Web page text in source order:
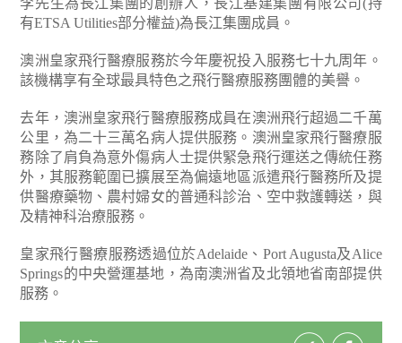
李先生為長江集團的創辦人，長江基建集團有限公司(持
有ETSA Utilities部分權益)為長江集團成員。
澳洲皇家飛行醫療服務於今年慶祝投入服務七十九周年。
該機構享有全球最具特色之飛行醫療服務團體的美譽。
去年，澳洲皇家飛行醫療服務成員在澳洲飛行超過二千萬
公里，為二十三萬名病人提供服務。澳洲皇家飛行醫療服
務除了肩負為意外傷病人士提供緊急飛行運送之傳統任務
外，其服務範圍已擴展至為偏遠地區派遣飛行醫務所及提
供醫療藥物、農村婦女的普通科診治、空中救護轉送，與
及精神科治療服務。
皇家飛行醫療服務透過位於Adelaide、Port Augusta及Alice
Springs的中央營運基地，為南澳洲省及北領地省南部提供
服務。